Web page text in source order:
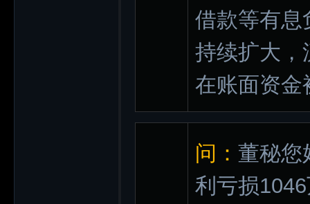
借款等有息
持续扩大，
在账面资金
问： 董秘您
利亏损